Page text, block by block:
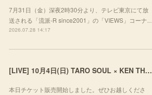
7月31日（金）深夜2時30分より、テレビ東京にて放
送される「流派-R since2001」の「VIEWS」コーナ…
2026.07.28 14:17
[LIVE] 10月4日(日) TARO SOUL × KEN THE 390 × DEJI スリーマンLIVE "THREE THE HARD WAY” @ ORD. 代官山
本日チケット販売開始しました。ぜひお越しくださ